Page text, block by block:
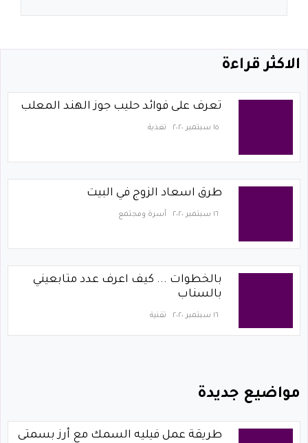
الاكثر قراءة
تعرف على فوائد حليب جوز الهند المعلب
١٥ سبتمبر ٢٠٢٠ تغذية
طرق اسعاد الزوج في البيت
١٦ سبتمبر ٢٠٢٠ أسرة ومجتمع
بالخطوات ... كيف اعرف عدد متابعيني
بالسناب
١٦ سبتمبر ٢٠٢٠ تقنية
مواضيع جديدة
طريقة عمل فيليه السمك مع أرز بسمتى